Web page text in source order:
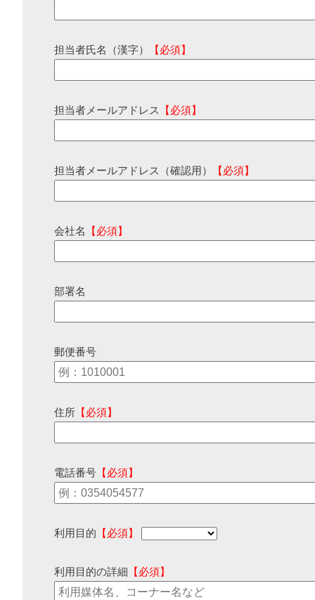
担当者氏名（漢字） 【必須】
担当者メールアドレス 【必須】
担当者メールアドレス（確認用） 【必須】
会社名 【必須】
部署名
郵便番号
住所 【必須】
電話番号 【必須】
利用目的 【必須】
利用目的の詳細 【必須】